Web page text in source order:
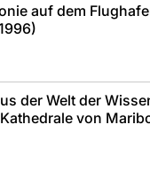
auf dem
der Welt der
von